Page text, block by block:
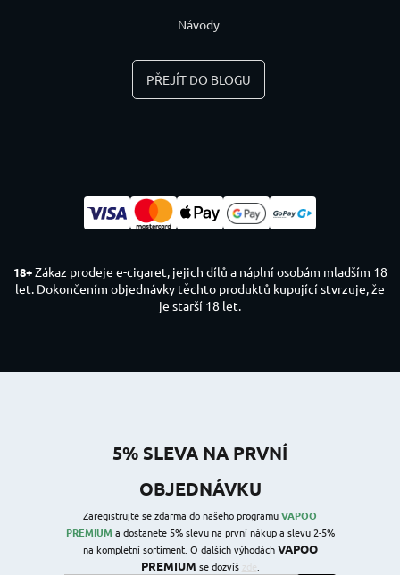
Návody
PŘEJÍT DO BLOGU
18+Zákaz prodeje e-cigaret, jejich dílů a náplní osobám mladším 18
let. Dokončením objednávky těchto produktů kupující stvrzuje, že
je starší 18 let.
5% SLEVA NA PRVNÍ
OBJEDNÁVKU
Zaregistrujte se zdarma do našeho programuVAPOO
PREMIUMa dostanete 5% slevu na první nákup a slevu 2-5%
na kompletní sortiment. O dalších výhodáchVAPOO
PREMIUM se dozvíš .